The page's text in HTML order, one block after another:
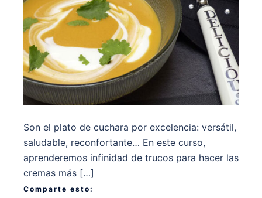
Son el plato de cuchara por excelencia: versátil,
saludable, reconfortante… En este curso,
aprenderemos infinidad de trucos para hacer las
cremas más […]
Comparte esto: